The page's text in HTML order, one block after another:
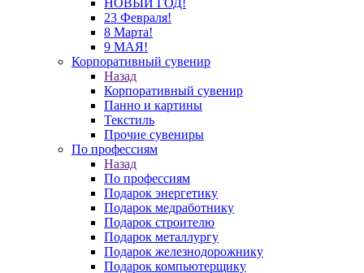
НОВЫЙ ГОД!
23 Февраля!
8 Марта!
9 МАЯ!
Корпоративный сувенир
Назад
Корпоративный сувенир
Панно и картины
Текстиль
Прочие сувениры
По профессиям
Назад
По профессиям
Подарок энергетику
Подарок медработнику
Подарок строителю
Подарок металлургу
Подарок железнодорожнику
Подарок компьютерщику